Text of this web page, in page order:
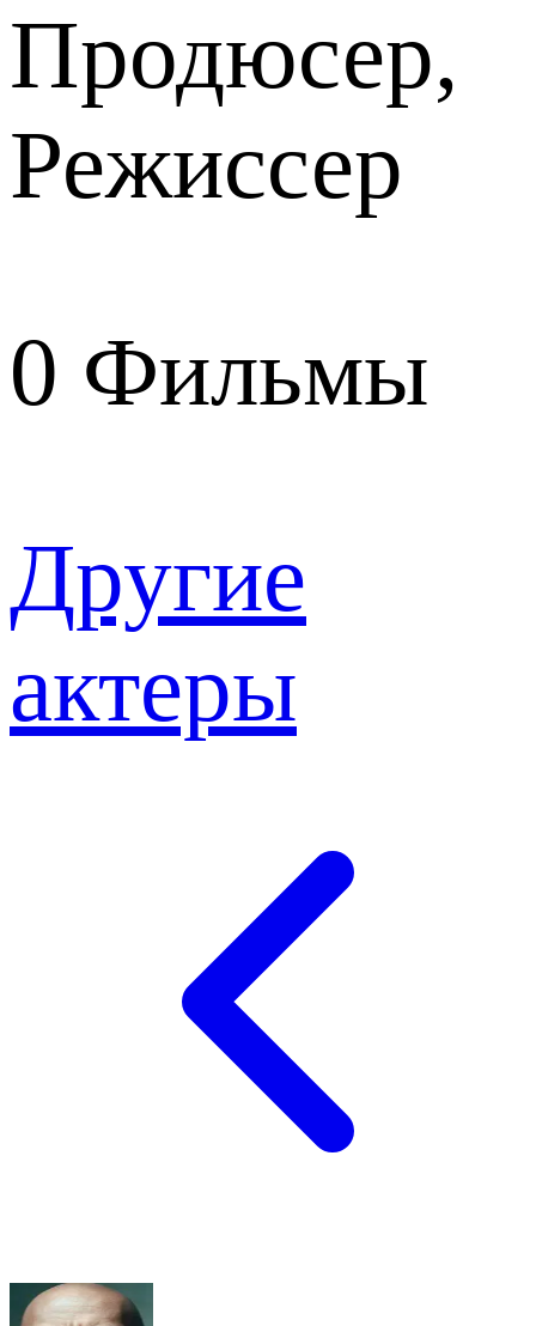
Продюсер,
Режиссер
0 Фильмы
Другие
актеры